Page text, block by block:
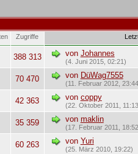
Zugriffe
388 313 von Johannes
(4. Juni 2015, 02:21)
70 470 von DüWag7555
(11. Februar 2012,
42 363 von coppy
(22. Oktober 2011,
35 359 von maklin
(17. Februar 2011,
60 263 von Yuri
(25. März 2010, 19:22)